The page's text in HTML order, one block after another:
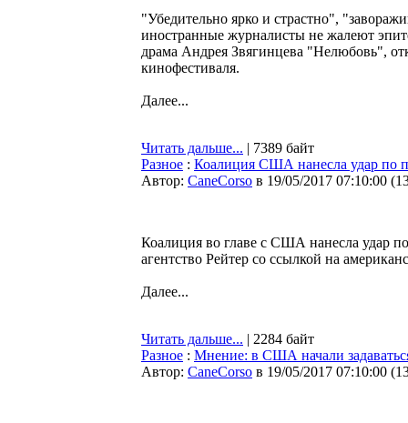
"Убедительно ярко и страстно",
иностранные журналисты не жалеют
драма Андрея Звягинцева "Нелюбовь",
кинофестиваля.
Далее...
Читать дальше... | 7389 байт
Разное : Коалиция США нанесла удар по
Автор: CaneCorso в 19/05/2017 07:10:00 (
Коалиция во главе с США нанесла удар
агентство Рейтер со ссылкой на
Далее...
Читать дальше... | 2284 байт
Разное : Мнение: в США начали
Автор: CaneCorso в 19/05/2017 07:10:00 (